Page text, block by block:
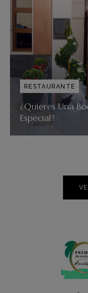
RESTAURANTE
¿Quieres Una
Especial?